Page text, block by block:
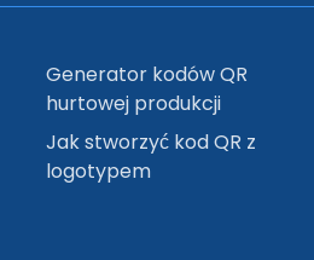
Generator kodów QR
hurtowej produkcji
Jak stworzyć kod QR z
logotypem